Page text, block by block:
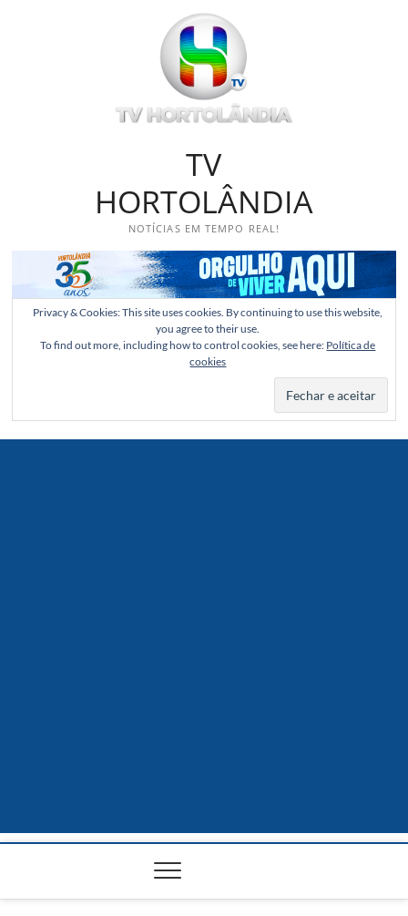
TV
HORTOLÂNDIA
NOTÍCIAS EM TEMPO REAL!
Privacy & Cookies: This site uses cookies. By continuing to use this website,
you agree to their use.
To find out more, including how to control cookies, see here: Política de
cookies